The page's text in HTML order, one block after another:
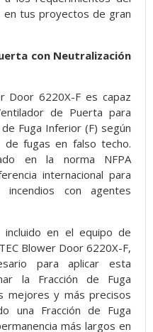
en tus proyectos de gran
con Neutralización
Door 6220X-F es capaz
de Puerta para
Fuga Inferior (F) según
fugas en falso techo.
en la norma NFPA
internacional para
con agentes
incluido en el equipo de
Blower Door 6220X-F,
para aplicar esta
la Fracción de Fuga
mejores y más precisos
una Fracción de Fuga
más largos en